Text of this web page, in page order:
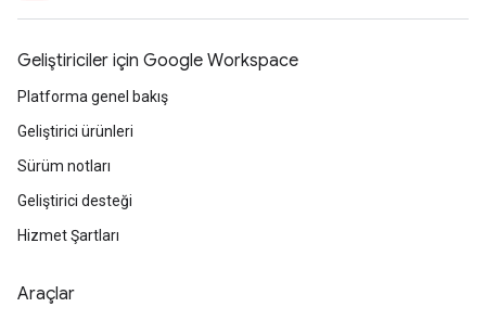
Geliştiriciler için Google Workspace
Platforma genel bakış
Geliştirici ürünleri
Sürüm notları
Geliştirici desteği
Hizmet Şartları
Araçlar